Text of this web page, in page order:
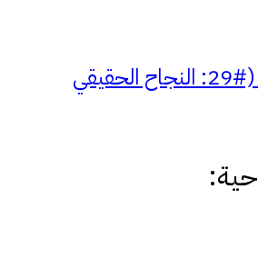
التجارة الإلكترونية (#29: النجاح الحقيقي